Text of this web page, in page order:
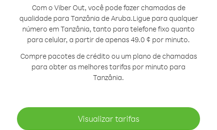
Com o Viber Out, você pode fazer chamadas de
qualidade para Tanzânia de Aruba.Ligue para qualquer
número em Tanzânia, tanto para telefone fixo quanto
para celular, a partir de apenas 49.0 ¢ por minuto.
Compre pacotes de crédito ou um plano de chamadas
para obter as melhores tarifas por minuto para
Tanzânia.
Visualizar tarifas